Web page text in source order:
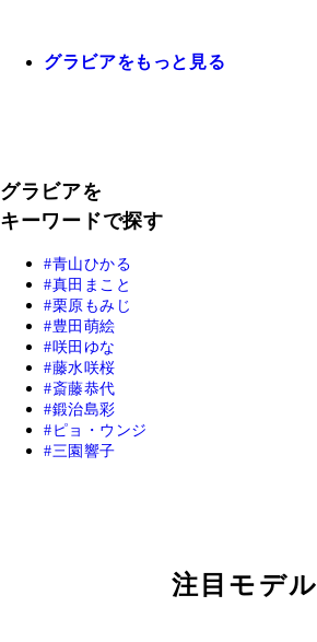
グラビアをもっと見る
グラビアを
キーワードで探す
青山ひかる
真田まこと
栗原もみじ
豊田萌絵
咲田ゆな
藤水咲桜
斎藤恭代
鍛治島彩
ピョ・ウンジ
三園響子
注目モデル